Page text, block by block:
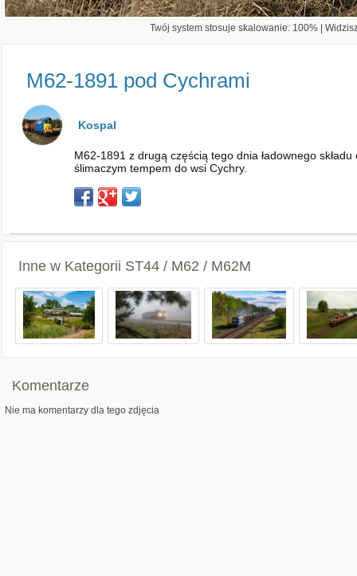
Twój system stosuje skalowanie: 100% |
M62-1891 pod Cychrami
Kospal
M62-1891 z drugą częścią tego dnia ładownego
ślimaczym tempem do wsi Cychry.
Inne w Kategorii ST44 / M62 / M62M
Komentarze
Nie ma komentarzy dla tego zdjęcia